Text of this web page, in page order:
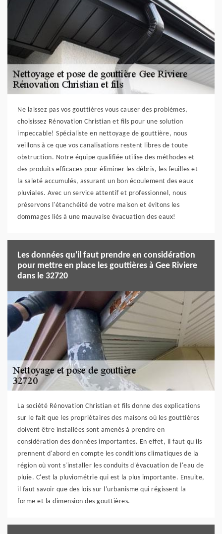
Ne laissez pas vos gouttières vous causer des problèmes,
choisissez Rénovation Christian et fils pour une solution
impeccable! Spécialiste en nettoyage de gouttière, nous
veillons à ce que vos canalisations restent libres de toute
obstruction. Notre équipe qualifiée utilise des méthodes et
des produits efficaces pour éliminer les débris, les feuilles et
la saleté accumulés, assurant un bon écoulement des eaux
pluviales. Avec un service attentif et professionnel, nous
préservons l'étanchéité de votre maison et évitons les
dommages liés à une mauvaise évacuation des eaux!
Les données qu'il faut prendre en considération
pour mettre en place les gouttières à Gee Riviere
dans le 32720
La société Rénovation Christian et fils donne des explications
sur le fait que les propriétaires des maisons où les gouttières
doivent être installées sont amenés à prendre en
considération des données importantes. En effet, il faut qu'ils
prennent d'abord en compte les conditions climatiques de la
région où vont s'installer les conduits d'évacuation de l'eau de
pluie. C'est la pluviométrie qui est la plus importante. Ensuite,
il faut savoir que des lois sur l'urbanisme qui régissent la
forme et la dimension des gouttières.